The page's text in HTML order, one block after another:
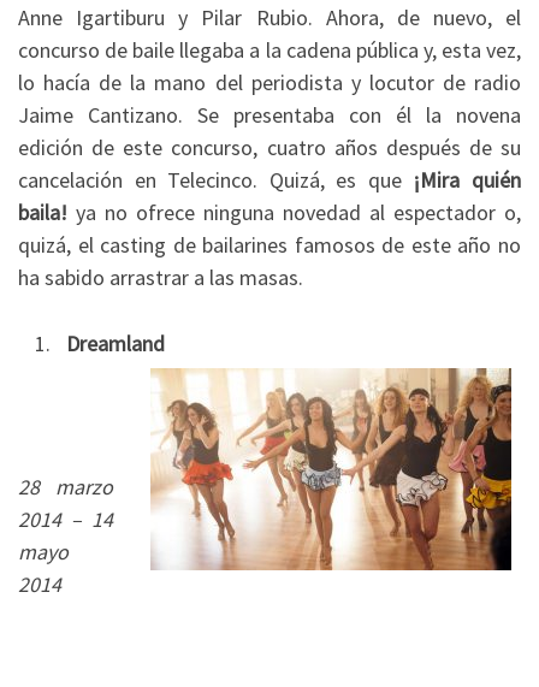
Anne Igartiburu y Pilar Rubio. Ahora, de nuevo, el
concurso de baile llegaba a la cadena pública y, esta vez,
lo hacía de la mano del periodista y locutor de radio
Jaime Cantizano. Se presentaba con él la novena
edición de este concurso, cuatro años después de su
cancelación en Telecinco. Quizá, es que¡Mira quién
baila! ya no ofrece ninguna novedad al espectador o,
quizá, el casting de bailarines famosos de este año no
ha sabido arrastrar a las masas.
Dreamland
28 marzo
2014 – 14
mayo
2014